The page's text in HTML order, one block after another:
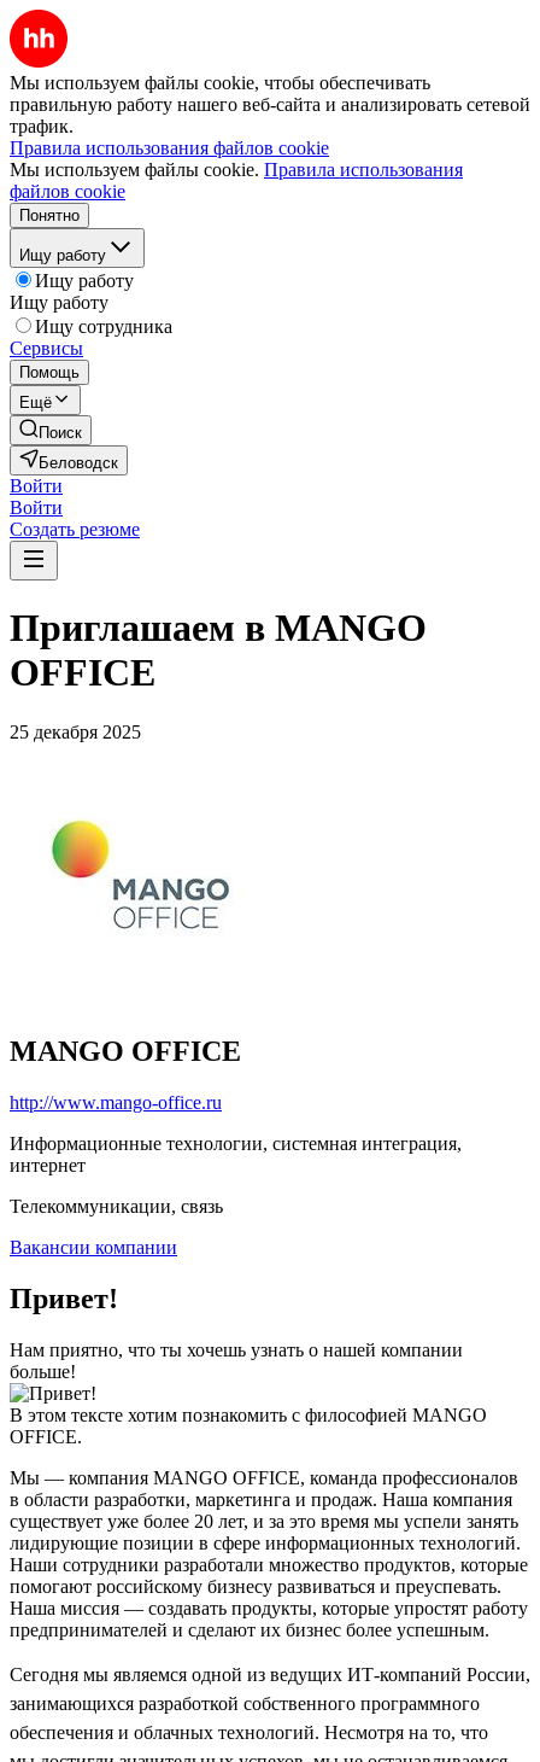
Мы используем файлы cookie, чтобы обеспечивать
правильную работу нашего веб-сайта и анализировать сетевой
трафик.
Правила использования файлов cookie
Мы используем файлы cookie. Правила использования
файлов cookie
Понятно
Ищу работу
Ищу работу
Ищу работу
Ищу сотрудника
Сервисы
Помощь
Ещё
Поиск
Беловодск
Войти
Войти
Создать резюме
Приглашаем в MANGO
OFFICE
25 декабря 2025
MANGO OFFICE
http://www.mango-office.ru
Информационные технологии, системная интеграция,
интернет
Телекоммуникации, связь
Вакансии компании
Привет!
Нам приятно, что ты хочешь узнать о нашей компании
больше!
В этом тексте хотим познакомить с философией MANGO
OFFICE.
Мы — компания MANGO OFFICE, команда профессионалов
в области разработки, маркетинга и продаж. Наша компания
существует уже более 20 лет, и за это время мы успели занять
лидирующие позиции в сфере информационных технологий.
Наши сотрудники разработали множество продуктов, которые
помогают российскому бизнесу развиваться и преуспевать.
Наша миссия — создавать продукты, которые упростят работу
предпринимателей и сделают их бизнес более успешным.
Сегодня мы являемся одной из ведущих ИТ-компаний России,
занимающихся разработкой собственного программного
обеспечения и облачных технологий. Несмотря на то, что